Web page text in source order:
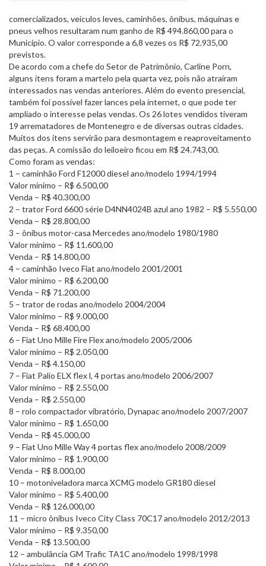
comercializados, veículos leves, caminhões, ônibus, máquinas e
pneus velhos resultaram num ganho de R$ 494.860,00 para o
Município. O valor corresponde a 6,8 vezes os R$ 72.935,00
previstos.
De acordo com a chefe do Setor de Patrimônio, Carline Porn,
alguns itens foram a martelo pela quarta vez, pois não atraíram
interessados nas vendas anteriores. Além do evento presencial,
também foi possível fazer lances pela internet, o que pode ter
ampliado o interesse pelas vendas. Os 26 lotes vendidos tiveram
19 arrematadores de Montenegro e de diversas outras cidades.
Muitos dos itens servirão para desmontagem e reaproveitamento
das peças. A comissão do leiloeiro ficou em R$ 24.743,00.
Como foram as vendas:
1 – caminhão Ford F12000 diesel ano/modelo 1994/1994
Valor mínimo – R$ 6.500,00
Venda – R$ 40.300,00
2 – trator Ford 6600 série D4NN4024B azul ano 1982 – R$ 5.550,00
Venda – R$ 28.800,00
3 – ônibus motor-casa Mercedes ano/modelo 1980/1980
Valor mínimo – R$ 11.600,00
Venda – R$ 14.800,00
4 – caminhão Iveco Fiat ano/modelo 2001/2001
Valor mínimo – R$ 6.200,00
Venda – R$ 71.200,00
5 – trator de rodas ano/modelo 2004/2004
Valor mínimo – R$ 9.000,00
Venda – R$ 68.400,00
6 – Fiat Uno Mille Fire Flex ano/modelo 2005/2006
Valor mínimo – R$ 2.050,00
Venda – R$ 4.150,00
7 – Fiat Palio ELX flex l, 4 portas ano/modelo 2006/2007
Valor mínimo – R$ 2.550,00
Venda – R$ 2.550,00
8 – rolo compactador vibratório, Dynapac ano/modelo 2007/2007
Valor mínimo – R$ 1.650,00
Venda – R$ 45.000,00
9 – Fiat Uno Mille Way 4 portas flex ano/modelo 2008/2009
Valor mínimo – R$ 1.900,00
Venda – R$ 8.000,00
10 – motoniveladora marca XCMG modelo GR180 diesel
Valor mínimo – R$ 5.400,00
Venda – R$ 126.000,00
11 – micro ônibus Iveco City Class 70C17 ano/modelo 2012/2013
Valor mínimo – R$ 9.350,00
Venda – R$ 13.500,00
12 – ambulância GM Trafic TA1C ano/modelo 1998/1998